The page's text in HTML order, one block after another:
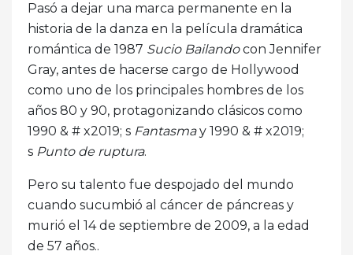
Pasó a dejar una marca permanente en la
historia de la danza en la película dramática
romántica de 1987 Sucio Bailandocon Jennifer
Gray, antes de hacerse cargo de Hollywood
como uno de los principales hombres de los
años 80 y 90, protagonizando clásicos como
1990 & # x2019; s Fantasmay 1990 & # x2019;
s Punto de ruptura.
Pero su talento fue despojado del mundo
cuando sucumbió al cáncer de páncreas y
murió el 14 de septiembre de 2009, a la edad
de 57 años..